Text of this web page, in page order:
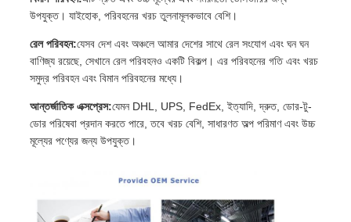
উপযুক্ত। যাইহোক, পরিবহনের খরচ তুলনামূলকভাবে বেশি।
রেল পরিবহন:যেসব দেশ এবং অঞ্চলে আমার দেশের সাথে রেল সংযোগ এবং ঘন ঘন
বাণিজ্য রয়েছে, সেখানে রেল পরিবহনও একটি বিকল্প। এর পরিবহনের গতি এবং খরচ
সমুদ্র পরিবহন এবং বিমান পরিবহনের মধ্যে।
আন্তর্জাতিক এক্সপ্রেস:যেমন DHL, UPS, FedEx, ইত্যাদি, দ্রুত, ডোর-টু-
ডোর পরিষেবা প্রদান করতে পারে, তবে খরচ বেশি, সাধারণত অল্প পরিমাণ এবং উচ্চ
মূল্যের পণ্যের জন্য উপযুক্ত।